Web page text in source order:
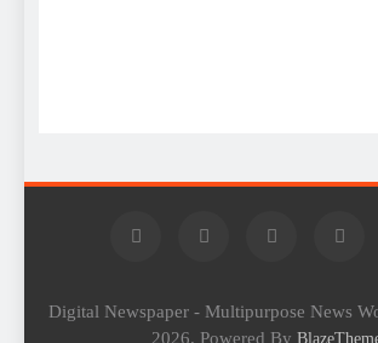
Digital Newspaper - Multipurpose News
2026. Powered By